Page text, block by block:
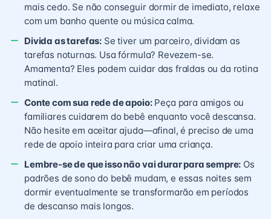
mais cedo. Se não conseguir dormir de imediato, relaxe
com um banho quente ou música calma.
Divida as tarefas: Se tiver um parceiro, dividam as
tarefas noturnas. Usa fórmula? Revezem-se.
Amamenta? Eles podem cuidar das fraldas ou da rotina
matinal.
Conte com sua rede de apoio:Peça para amigos ou
familiares cuidarem do bebê enquanto você descansa.
Não hesite em aceitar ajuda—afinal, é preciso de uma
rede de apoio inteira para criar uma criança.
Lembre-se de que isso não vai durar para sempre: Os
padrões de sono do bebê mudam, e essas noites sem
dormir eventualmente se transformarão em períodos
de descanso mais longos.